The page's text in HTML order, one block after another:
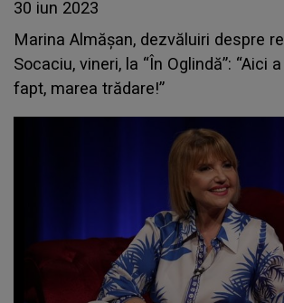
30 iun 2023
Marina Almășan, dezvăluiri despre
Socaciu, vineri, la “În Oglindă”: “Aici a început, de
fapt, marea trădare!”